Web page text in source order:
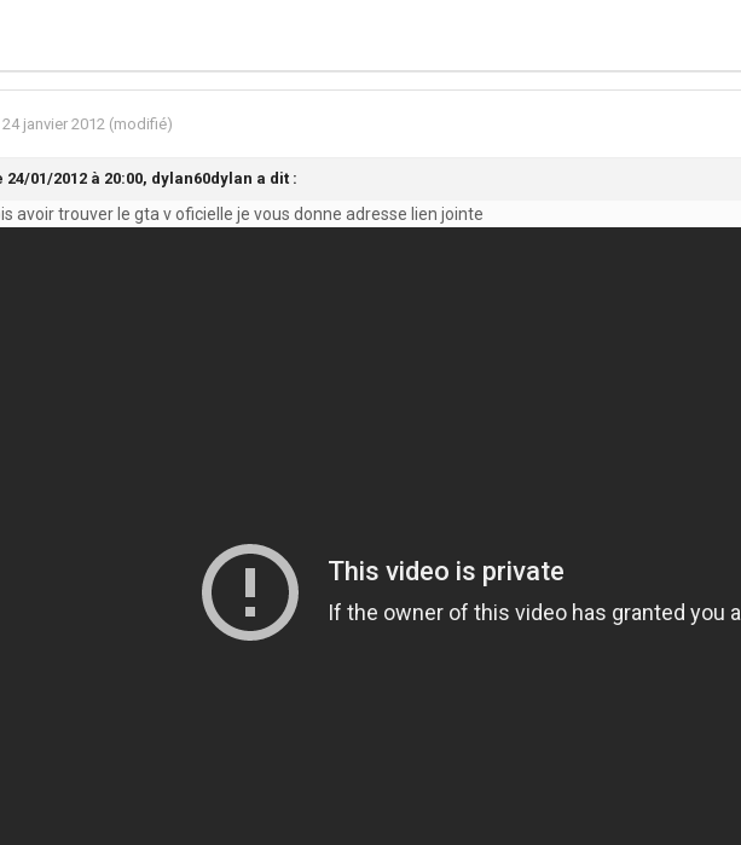
24 janvier 2012 (modifié)
24/01/2012 à 20:00, dylan60dylan a dit :
avoir trouver le gta v oficielle je vous donne adresse lien jointe